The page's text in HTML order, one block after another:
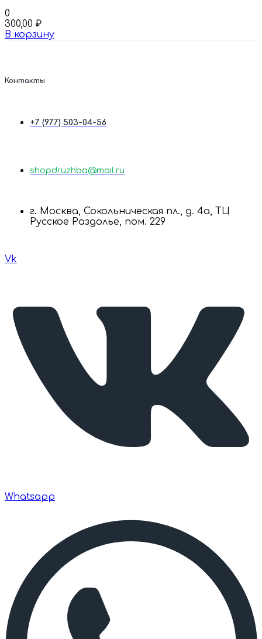
0
300,00 ₽
В корзину
Контакты
+7 (977) 503-04-56
shopdruzhba@mail.ru
г. Москва, Сокольническая пл., д. 4а, ТЦ
Русское Раздолье, пом. 229
Vk
Whatsapp